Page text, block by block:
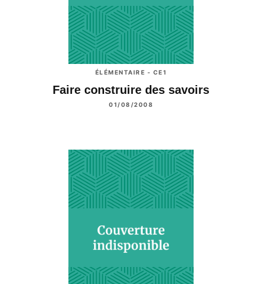
ÉLÉMENTAIRE - CE1
Faire construire des savoirs
01/08/2008